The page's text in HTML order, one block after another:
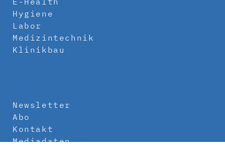
Hygiene
Labor
Medizintechnik
Klinikbau
Newsletter
Abo
Kontakt
Mediadaten